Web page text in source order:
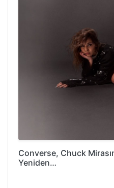
Converse, Chuck
Yeniden…